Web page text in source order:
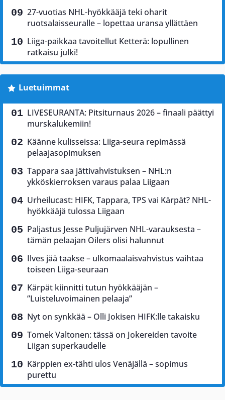
27-vuotias NHL-hyökkääjä teki oharit
ruotsalaisseuralle – lopettaa uransa yllättäen
Liiga-paikkaa tavoitellut Ketterä: lopullinen
ratkaisu julki!
Luetuimmat
LIVESEURANTA: Pitsiturnaus 2026 – finaali päättyi
murskalukemiin!
Käänne kulisseissa: Liiga-seura repimässä
pelaajasopimuksen
Tappara saa jättivahvistuksen – NHL:n
ykköskierroksen varaus palaa Liigaan
Urheilucast: HIFK, Tappara, TPS vai Kärpät? NHL-
hyökkääjä tulossa Liigaan
Paljastus Jesse Puljujärven NHL-varauksesta –
tämän pelaajan Oilers olisi halunnut
Ilves jää taakse – ulkomaalaisvahvistus vaihtaa
toiseen Liiga-seuraan
Kärpät kiinnitti tutun hyökkääjän –
”Luisteluvoimainen pelaaja”
Nyt on synkkää – Olli Jokisen HIFK:lle takaisku
Tomek Valtonen: tässä on Jokereiden tavoite
Liigan superkaudelle
Kärppien ex-tähti ulos Venäjällä – sopimus
purettu